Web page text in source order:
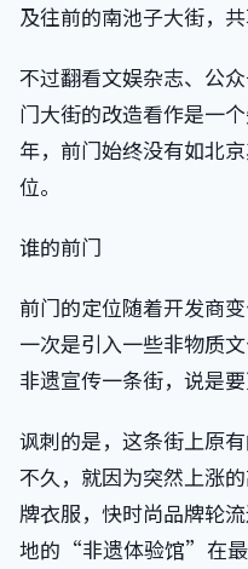
及往前的南池子大街，
不过翻看文娱杂志、公
门大街的改造看作是一
年，前门始终没有如北
位。
谁的前门
前门的定位随着开发商
一次是引入一些非物质
非遗宣传一条街，说是
讽刺的是，这条街上原
不久，就因为突然上涨
牌衣服，快时尚品牌轮
地的“非遗体验馆”在